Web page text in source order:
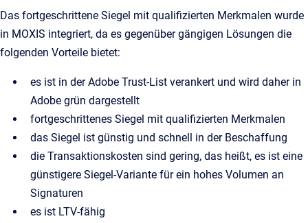
Das fortgeschrittene Siegel mit qualifizierten Merkmalen wurde
in MOXIS integriert, da es gegenüber gängigen Lösungen die
folgenden Vorteile bietet:
es ist in der Adobe Trust-List verankert und wird daher in
Adobe grün dargestellt
fortgeschrittenes Siegel mit qualifizierten Merkmalen
das Siegel ist günstig und schnell in der Beschaffung
die Transaktionskosten sind gering, das heißt, es ist eine
günstigere Siegel-Variante für ein hohes Volumen an
Signaturen
es ist LTV-fähig